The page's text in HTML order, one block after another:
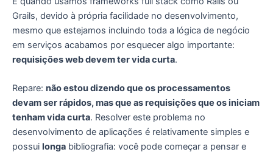
Grails, devido à própria facilidade no desenvolvimento,
mesmo que estejamos incluindo toda a lógica de negócio
em serviços acabamos por esquecer algo importante:
requisições web devem ter vida curta.
Repare: não estou dizendo que os processamentos
devam ser rápidos, mas que as requisições que os iniciam
tenham vida curta. Resolver este problema no
desenvolvimento de aplicações é relativamente simples e
possui longa bibliografia: você pode começar a pensar e